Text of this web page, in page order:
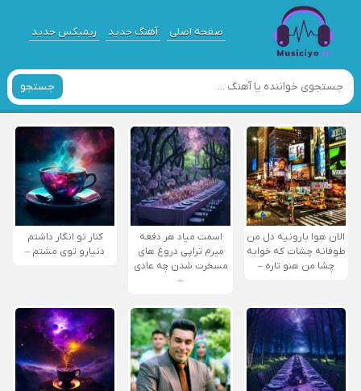
صفحه اصلی آهنگ جدید ریمیکس جدید
جستجو
الان هوا بارونیه دل من
طوفانه چشات که خوابه
چشا من هنو تاره –
اسمت میاد هر دفعه
میرم تراپی دروغ‌ های
مسخرت شدن چه عادی
–
کنار تو انگار داشتم
دنیارو توی مشتم –